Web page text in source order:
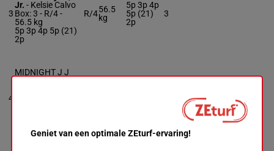
3
Jr. - Kelsie Calvo
Box: 3 - R/4 -
56.5 kg
5p 3p 4p 5p (21)
2p
R/456.5
kg
5p 3p 4p
5p (21)
2p
3
4
MIDNIGHT J J
Geniet van een optimale ZEturf-ervaring!